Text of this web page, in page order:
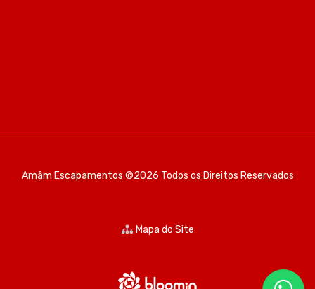
Amâm Escapamentos ©2026 Todos os Direitos Reservados
Mapa do Site